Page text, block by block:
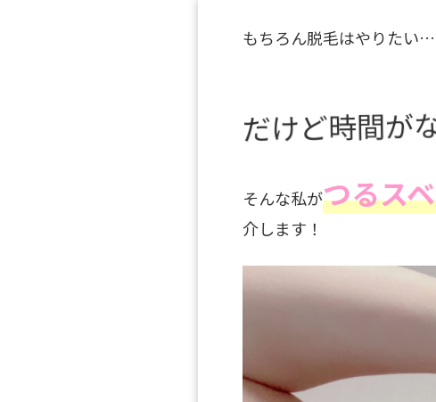
もちろん脱毛はやりたい…
だけど時間が
そんな私がつるス
介します！